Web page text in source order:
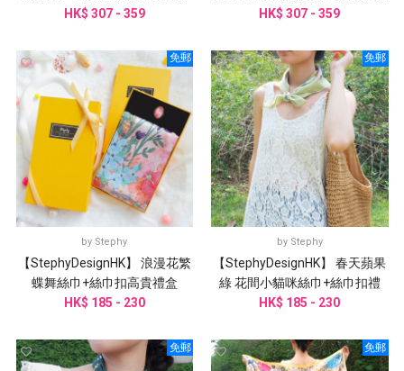
海手繪大方巾/ 配絲巾扣禮盒
HK$ 307 - 359
高雅禮盒
HK$ 307 - 359
免郵
by Stephy
【StephyDesignHK】 浪漫花繁
蝶舞絲巾+絲巾扣高貴禮盒
HK$ 185 - 230
免郵
by Stephy
【StephyDesignHK】 春天蘋果
綠 花間小貓咪絲巾+絲巾扣禮
盒/絲巾
HK$ 185 - 230
免郵 免郵